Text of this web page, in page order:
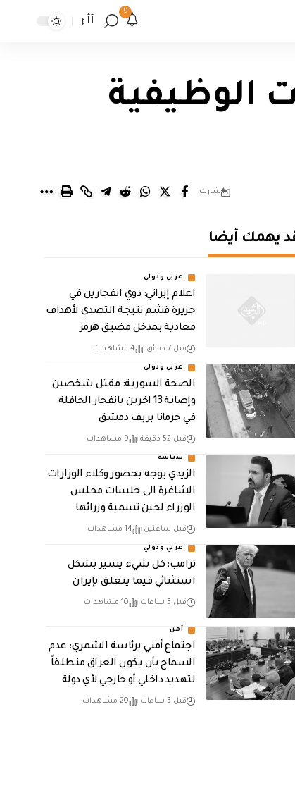
9
أأ
الوظيفية
شارك
يهمك أيضا
عربي ودولي
اعلام إيراني: دوي انفجارين في
جزيرة قشم نتيجة التصدي لأهداف
معادية بمدخل مضيق هرمز
قبل 7 دقائق 4 مشاهدات
عربي ودولي
الصحة السورية: مقتل شخصين
وإصابة 13 اخرين بانفجار الحافلة
في جرمانا بريف دمشق
قبل 52 دقيقة 9 مشاهدات
سياسة
الزيدي يوجه بحضور وكلاء الوزارات
الشاغرة الى جلسات مجلس
الوزراء لحين تسمية وزرائها
قبل ساعتين 14 مشاهدات
عربي ودولي
ترامب: كل شيء يسير بشكل
استثنائي فيما يتعلق بإيران
قبل 3 ساعات 10 مشاهدات
أمن
اجتماع أمني برئاسة الشمري: عدم
السماح بأن يكون العراق منطلقاً
لتهديد داخلي أو خارجي لأي دولة
قبل 3 ساعات 20 مشاهدات